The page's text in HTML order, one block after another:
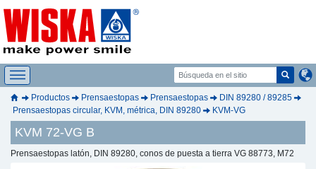
Productos Prensaestopas Prensaestopas
DIN 89280 / 89285
Prensaestopas circular, KVM, métrica, DIN 89280
KVM-VG
KVM 72-VG B
Prensaestopas latón, DIN 89280, conos de puesta a tierra VG 88773, M72